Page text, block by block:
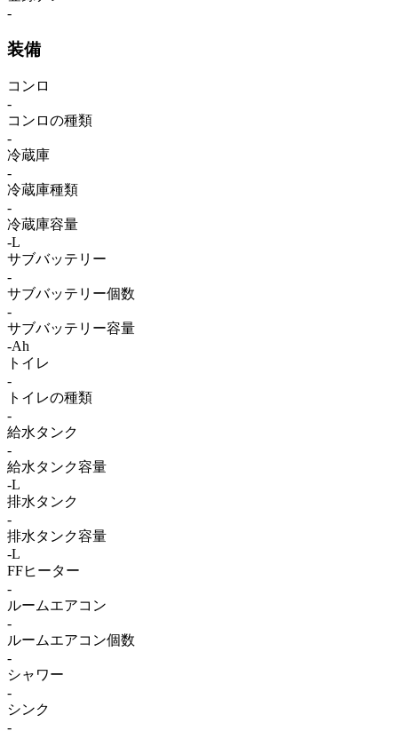
-
装備
コンロ
-
コンロの種類
-
冷蔵庫
-
冷蔵庫種類
-
冷蔵庫容量
-L
サブバッテリー
-
サブバッテリー個数
-
サブバッテリー容量
-Ah
トイレ
-
トイレの種類
-
給水タンク
-
給水タンク容量
-L
排水タンク
-
排水タンク容量
-L
FFヒーター
-
ルームエアコン
-
ルームエアコン個数
-
シャワー
-
シンク
-